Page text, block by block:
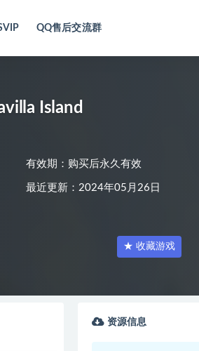
QQ售后交流群
Island
有效期：购买后永久有效
最近更新：2024年05月26日
★ 收藏游戏
资源信息